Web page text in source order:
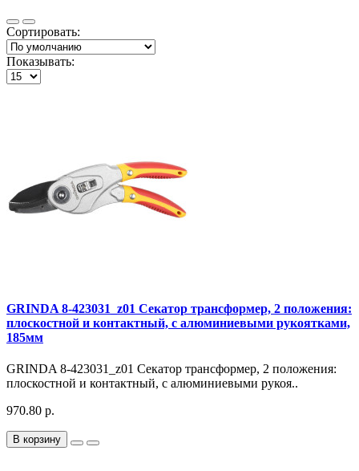
Сортировать:
Показывать:
GRINDA 8-423031_z01 Секатор трансформер, 2 положения:
плоскостной и контактный, с алюминиевыми рукоятками,
185мм
GRINDA 8-423031_z01 Секатор трансформер, 2 положения:
плоскостной и контактный, с алюминиевыми рукоя..
970.80 р.
В корзину